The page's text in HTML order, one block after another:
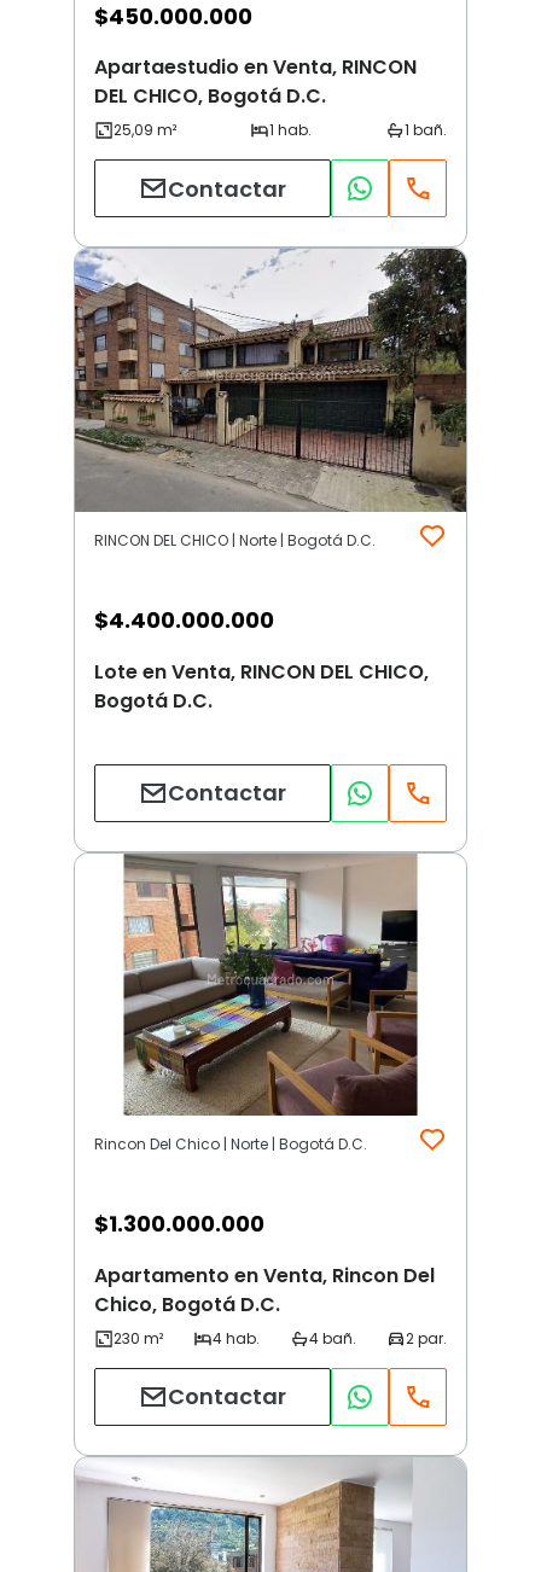
$450.000.000
Apartaestudio en Venta, RINCON
DEL CHICO, Bogotá D.C.
Contactar
RINCON DEL CHICO | Norte | Bogotá D.C.
$4.400.000.000
Lote en Venta, RINCON DEL CHICO,
Bogotá D.C.
Contactar
Rincon Del Chico | Norte | Bogotá D.C.
$1.300.000.000
Apartamento en Venta, Rincon Del
Chico, Bogotá D.C.
Contactar